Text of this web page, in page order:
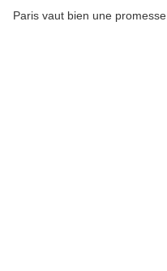
Paris vaut bien une promesse.